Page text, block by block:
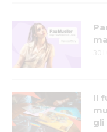
30
Il
gli